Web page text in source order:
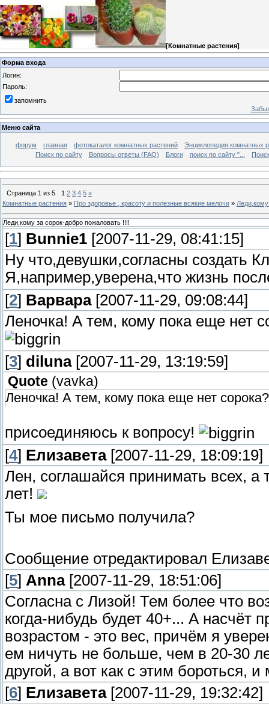
[Комнатные растения]
Форма входа
Логин:
Пароль:
запомнить
Меню сайта
форум главная фотокаталог комнатных растений
Энциклопедия комнатных
Поиск по сайту
Вопросы ответы (FAQ) Блоги поиск по сайту "...
Страница 1 из 5 1 2 3 4 5 »
Комнатные растения » Про здоровье , красоту и полезные всякие мелочи »
Леди,кому за сорок-добро пожаловать !!!!
[1] Bunnie1 [2007-11-29, 08:41:15]
Ну что,девушки,согласны создать
Я,например,уверена,что жизнь
[2] Варвара[2007-11-29, 09:08:44]
Леночка! А тем, кому пока еще нет
[3] diluna[2007-11-29, 13:19:59]
Quote (vavka)
Леночка! А тем, кому пока еще нет
присоединяюсь к вопросу!
[4] Елизавета[2007-11-29, 18:09:19]
Лен, соглашайся принимать всех, а
лет!
Ты мое письмо получила?
Сообщение отредактировал
[5] Anna[2007-11-29, 18:51:06]
Согласна с Лизой! Тем более что
когда-нибудь будет 40+... А насчёт
возрастом - это вес, причём я
ем ничуть не больше, чем в 20-30
другой, а вот как с этим бороться,
[6] Елизавета[2007-11-29, 19:32:42]